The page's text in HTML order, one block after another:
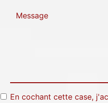
En cochant cette case,